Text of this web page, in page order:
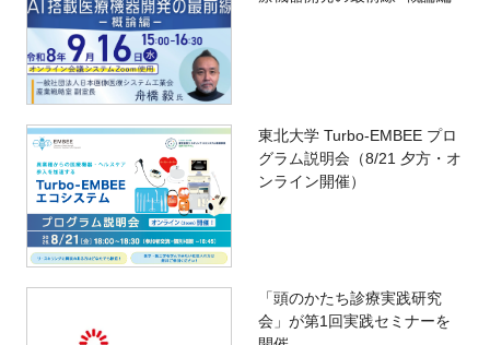
東北大学 Turbo-EMBEE プロ
グラム説明会（8/21 夕方・オ
ンライン開催）
「頭のかたち診療実践研究
会」が第1回実践セミナーを